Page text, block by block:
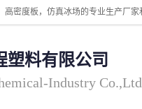
塑料有限公司
Industry Co.,Ltd